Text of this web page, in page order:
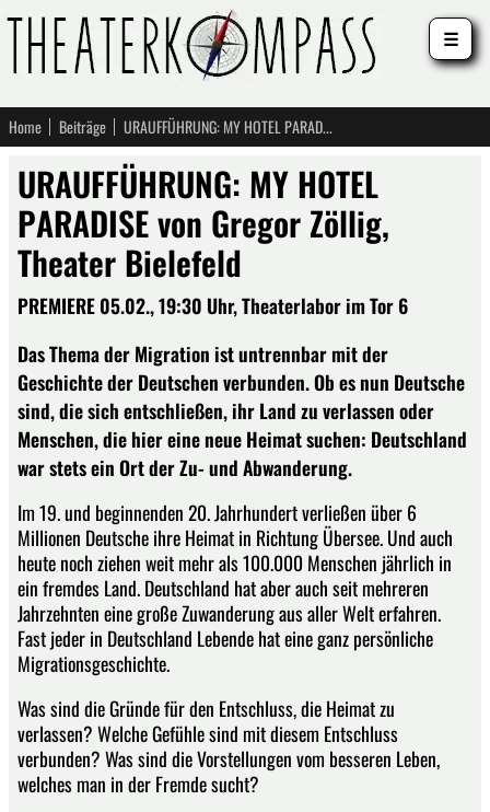
Home Beiträge URAUFFÜHRUNG: MY HOTEL PARADISE von Gregor Zöllig, Theater Bielefeld
URAUFFÜHRUNG: MY HOTEL
PARADISE von Gregor Zöllig,
Theater Bielefeld
PREMIERE 05.02., 19:30 Uhr, Theaterlabor im Tor 6
Das Thema der Migration ist untrennbar mit der
Geschichte der Deutschen verbunden. Ob es nun Deutsche
sind, die sich entschließen, ihr Land zu verlassen oder
Menschen, die hier eine neue Heimat suchen: Deutschland
war stets ein Ort der Zu- und Abwanderung.
Im 19. und beginnenden 20. Jahrhundert verließen über 6
Millionen Deutsche ihre Heimat in Richtung Übersee. Und auch
heute noch ziehen weit mehr als 100.000 Menschen jährlich in
ein fremdes Land. Deutschland hat aber auch seit mehreren
Jahrzehnten eine große Zuwanderung aus aller Welt erfahren.
Fast jeder in Deutschland Lebende hat eine ganz persönliche
Migrationsgeschichte.
Was sind die Gründe für den Entschluss, die Heimat zu
verlassen? Welche Gefühle sind mit diesem Entschluss
verbunden? Was sind die Vorstellungen vom besseren Leben,
welches man in der Fremde sucht?
☰